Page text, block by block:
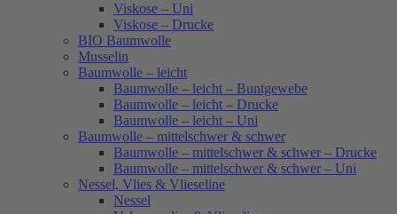
Viskose – Uni
Viskose – Drucke
BIO Baumwolle
Musselin
Baumwolle – leicht
Baumwolle – leicht – Buntgewebe
Baumwolle – leicht – Drucke
Baumwolle – leicht – Uni
Baumwolle – mittelschwer & schwer
Baumwolle – mittelschwer & schwer – Drucke
Baumwolle – mittelschwer & schwer – Uni
Nessel, Vlies & Vlieseline
Nessel